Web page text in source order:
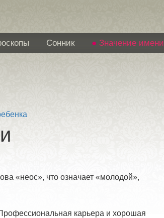
Сонник Значение имени
«неос», что означает «молодой»,
карьера и хорошая